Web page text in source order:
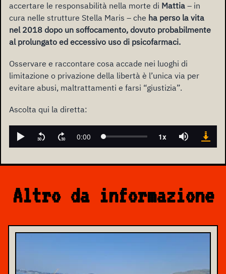
accertare le responsabilità nella morte di Mattia – in
cura nelle strutture Stella Maris – che ha perso la vita
nel 2018 dopo un soffocamento, dovuto probabilmente
al prolungato ed eccessivo uso di psicofarmaci.
Osservare e raccontare cosa accade nei luoghi di
limitazione o privazione della libertà è l’unica via per
evitare abusi, maltrattamenti e farsi “giustizia”.
Ascolta qui la diretta:
Altro da informazione